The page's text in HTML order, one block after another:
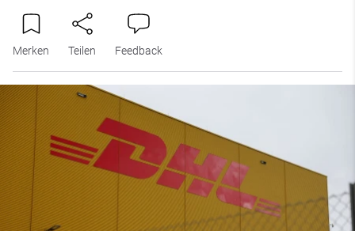
Merken Teilen Feedback